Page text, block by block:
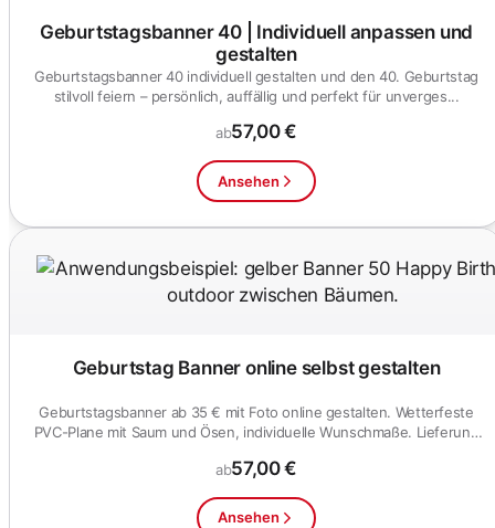
Geburtstagsbanner 40 | Individuell anpassen und
gestalten
Geburtstagsbanner 40 individuell gestalten und den 40. Geburtstag
stilvoll feiern – persönlich, auffällig und perfekt für unverges...
ab57,00 €
Ansehen
Geburtstag Banner online selbst gestalten
Geburtstagsbanner ab 35 € mit Foto online gestalten. Wetterfeste
PVC-Plane mit Saum und Ösen, individuelle Wunschmaße. Lieferung
ab57,00 €
Ansehen